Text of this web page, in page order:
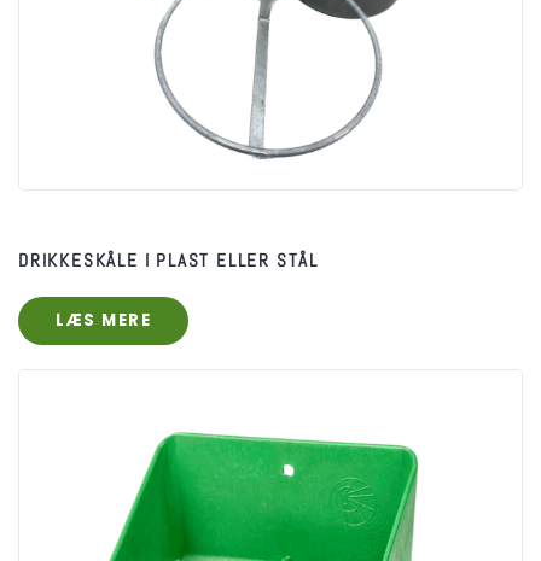
DRIKKESKÅLE I PLAST ELLER STÅL
LÆS MERE